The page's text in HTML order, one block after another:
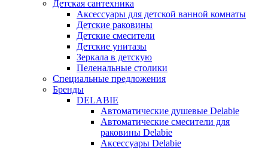
Детская сантехника
Аксессуары для детской ванной комнаты
Детские раковины
Детские смесители
Детские унитазы
Зеркала в детскую
Пеленальные столики
Специальные предложения
Бренды
DELABIE
Автоматические душевые Delabie
Автоматические смесители для
раковины Delabie
Аксессуары Delabie